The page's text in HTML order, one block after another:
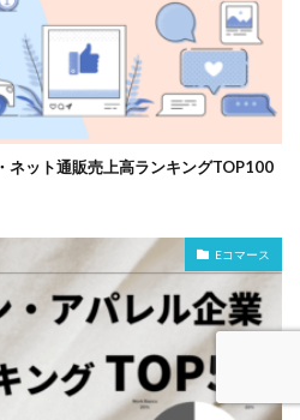
ネット通販売上高ランキングTOP100
Eコマース